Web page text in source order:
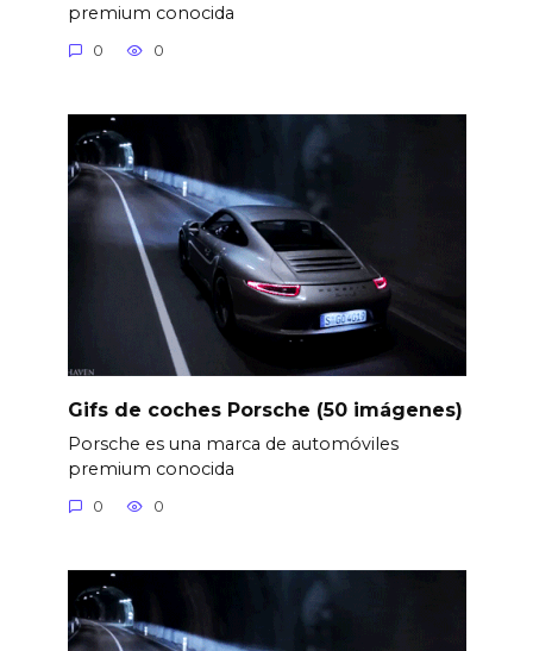
premium conocida
0 0
Gifs de coches Porsche (50 imágenes)
Porsche es una marca de automóviles
premium conocida
0 0